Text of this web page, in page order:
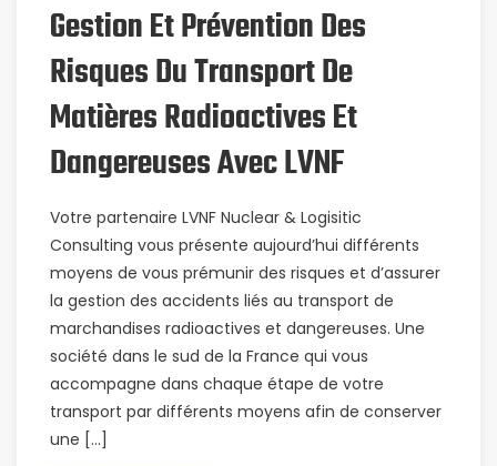
Gestion Et Prévention Des
Risques Du Transport De
Matières Radioactives Et
Dangereuses Avec LVNF
Votre partenaire LVNF Nuclear & Logisitic
Consulting vous présente aujourd’hui différents
moyens de vous prémunir des risques et d’assurer
la gestion des accidents liés au transport de
marchandises radioactives et dangereuses. Une
société dans le sud de la France qui vous
accompagne dans chaque étape de votre
transport par différents moyens afin de conserver
une […]